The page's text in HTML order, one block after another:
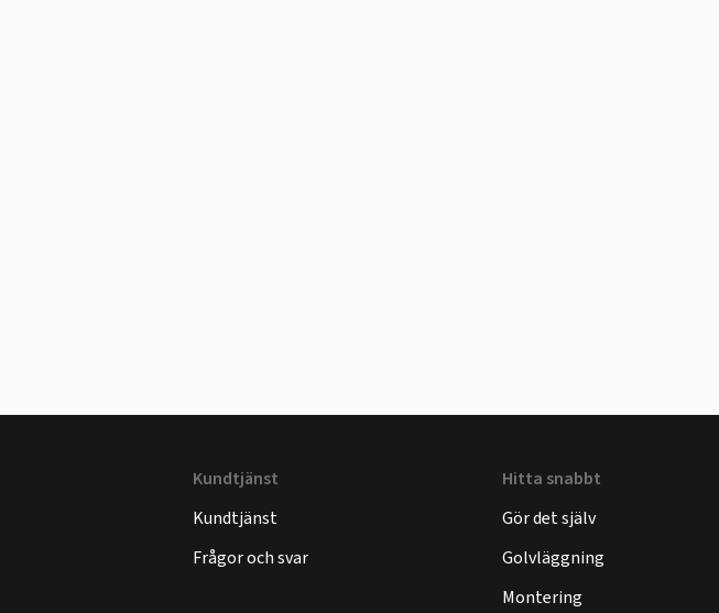
Kundtjänst
Kundtjänst
Frågor och svar
Hitta snabbt
Gör det själv
Golvläggning
Montering